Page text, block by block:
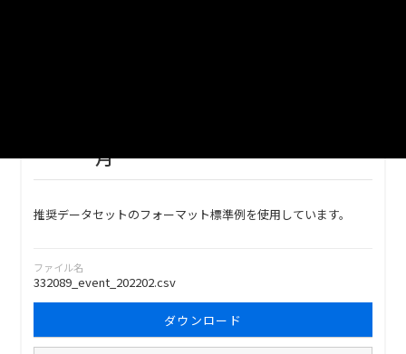
月
推奨データセットのフォーマット標準例を使用しています。
ファイル名
332089_event_202202.csv
ダウンロード